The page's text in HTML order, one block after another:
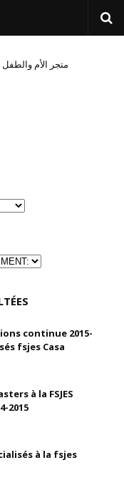
متجر الأم
continue 2015-
fsjes Casa
à la FSJES
2015
à la fsjes